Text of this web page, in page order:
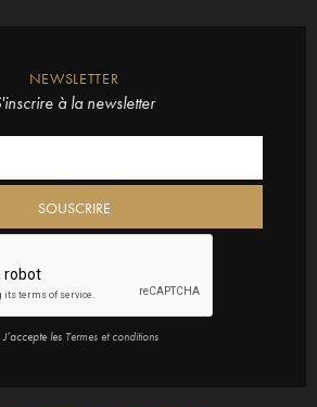
NEWSLETTER
à la newsletter
J’accepte les Termes et conditions